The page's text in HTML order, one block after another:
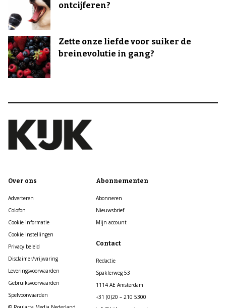
ontcijferen?
Zette onze liefde voor suiker de
breinevolutie in gang?
Over ons
Adverteren
Colofon
Cookie informatie
Cookie Instellingen
Privacy beleid
Disclaimer/vrijwaring
Leveringsvoorwaarden
Gebruiksvoorwaarden
Spelvoorwaarden
Abonnementen
Abonneren
Nieuwsbrief
Mijn account
Contact
Redactie
Spaklerweg 53
1114 AE Amsterdam
+31 (0)20 – 210 5300